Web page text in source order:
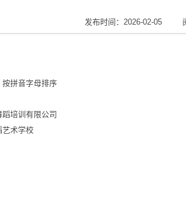
发布时间：2026-02-05
拼音字母排序
培训有限公司
艺术学校